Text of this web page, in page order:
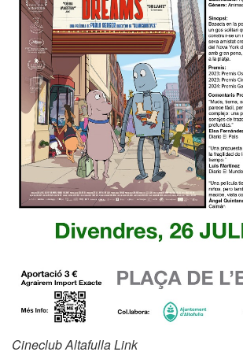
Seu electrònica
Transparència
Cineclub Altafulla Link